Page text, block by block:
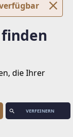
die Ihrer
VERFEINERN